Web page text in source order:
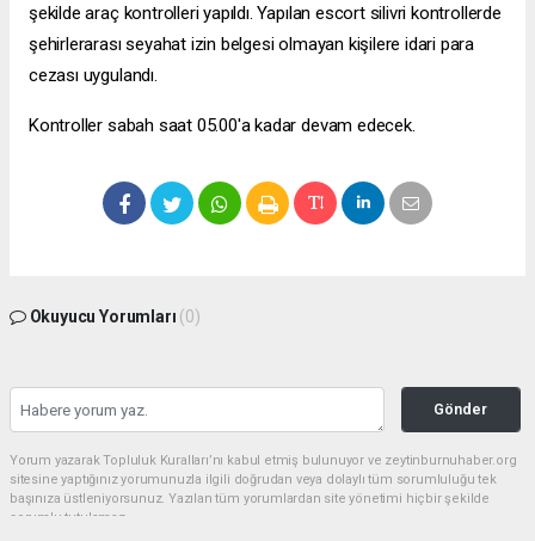
şekilde araç kontrolleri yapıldı. Yapılan escort silivri kontrollerde
şehirlerarası seyahat izin belgesi olmayan kişilere idari para
cezası uygulandı.
Kontroller sabah saat 05.00'a kadar devam edecek.
Okuyucu Yorumları (0)
Gönder
Yorum yazarak Topluluk Kuralları’nı kabul etmiş bulunuyor ve zeytinburnuhaber.org
sitesine yaptığınız yorumunuzla ilgili doğrudan veya dolaylı tüm sorumluluğu tek
başınıza üstleniyorsunuz. Yazılan tüm yorumlardan site yönetimi hiçbir şekilde
sorumlu tutulamaz.